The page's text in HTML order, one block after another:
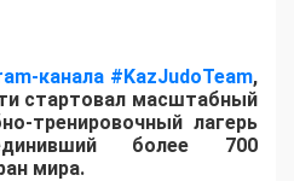
канала #KazJudoTeam,
стартовал масштабный
тренировочный лагерь
более 700
мира.